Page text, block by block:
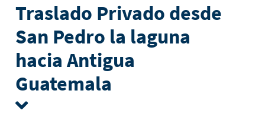
Traslado Privado desde
San Pedro la laguna
hacia Antigua
Guatemala